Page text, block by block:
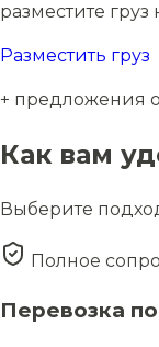
разместите
Разместить груз
+ предложения
Как вам
Выберите
Полное
Перевозка